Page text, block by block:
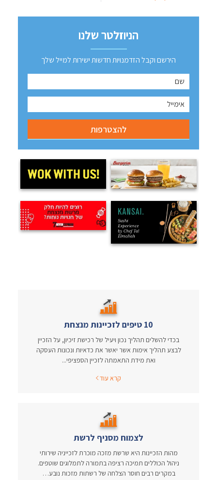
הניוזלטר שלנו
הירשם וקבל הזדמנויות חדשות ישירות למייל שלך
10 טיפים לזכיינות מנצחת
בכדי להשלים תהליך נכון ויעיל של רכישת זיכיון, על הזכיין
לבצע תהליך אימות אשר יאשר את כדאיות ונכונות העסקה
ואת מידת התאמתה לזכיין הספציפי...
קרא עוד
לצמוח מסניף לרשת
מהות הזכיינות היא שרשת מזכה מוכרת לזכייניה שירותי
ניהול הכוללים תמיכה רציפה בתמורה לתמלוגים שוטפים.
במקרים רבים חוסר הצלחה של רשתות מזכות נובע…